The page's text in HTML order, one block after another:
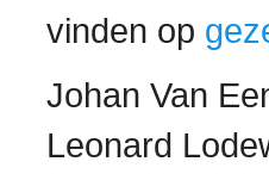
vinden op
Johan Van
Leonard